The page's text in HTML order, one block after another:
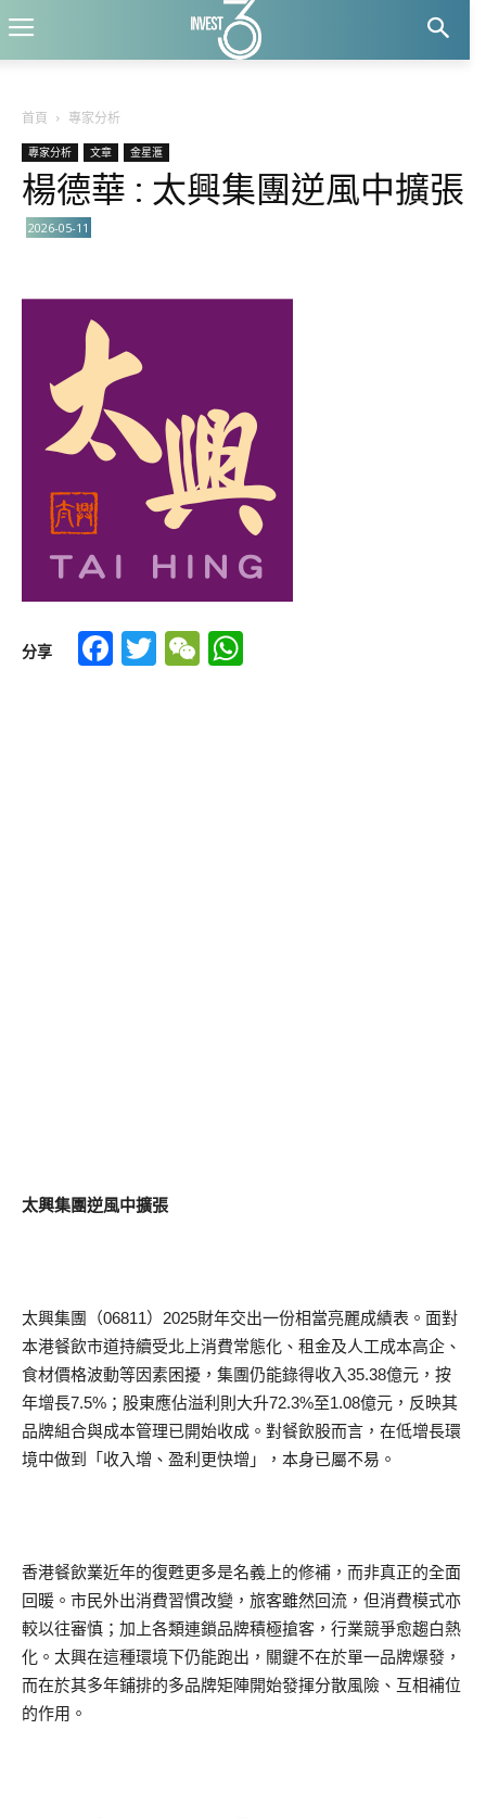
首頁 專家分析
專家分析 文章 金星滙
楊德華 : 太興集團逆風中擴張
2026-05-11
分享 Facebook
TwitterWeChat
太興集團逆風中擴張
太興集團（06811）2025財年交出一份相當亮麗成績表。面對
本港餐飲市道持續受北上消費常態化、租金及人工成本高企、
食材價格波動等因素困擾，集團仍能錄得收入35.38億元，按
年增長7.5%；股東應佔溢利則大升72.3%至1.08億元，反映其
品牌組合與成本管理已開始收成。對餐飲股而言，在低增長環
境中做到「收入增、盈利更快增」，本身已屬不易。
香港餐飲業近年的復甦更多是名義上的修補，而非真正的全面
回暖。市民外出消費習慣改變，旅客雖然回流，但消費模式亦
較以往審慎；加上各類連鎖品牌積極搶客，行業競爭愈趨白熱
化。太興在這種環境下仍能跑出，關鍵不在於單一品牌爆發，
而在於其多年鋪排的多品牌矩陣開始發揮分散風險、互相補位
的作用。